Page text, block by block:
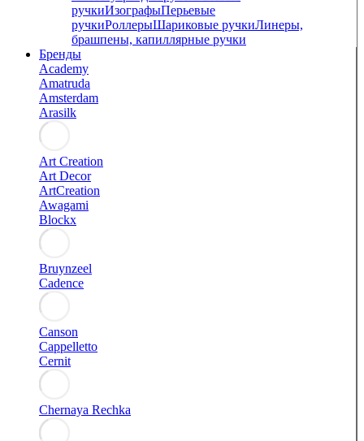
ручкиИзографыПерьевые
ручкиРоллерыШариковые ручкиЛинеры,
брашпены, капиллярные ручки
Бренды
Academy
Amatruda
Amsterdam
Arasilk
Art Creation
Art Decor
ArtCreation
Awagami
Blockx
Bruynzeel
Cadence
Canson
Cappelletto
Cernit
Chernaya Rechka